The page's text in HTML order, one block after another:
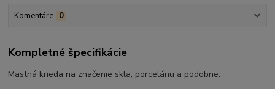
Komentáre 0
Kompletné špecifikácie
Mastná krieda na značenie skla, porcelánu a podobne.